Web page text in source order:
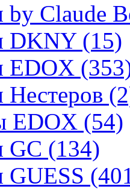
Claude
DKNY (15)
EDOX
EDOX (54)
GC (134)